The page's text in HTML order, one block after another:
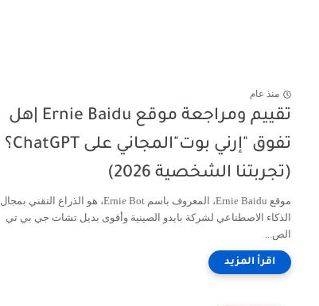
منذ عام
تقييم ومراجعة موقع Ernie Baidu |هل
تفوق "إرني بوت"المجاني على ChatGPT؟
(تجربتنا الشخصية 2026)
موقع Ernie Baidu، المعروف باسم Ernie Bot، هو الذراع التقني بمجال
الذكاء الاصطناعي لشركة بايدو الصينية وأقوى بديل تشات جي بي تي
الص...